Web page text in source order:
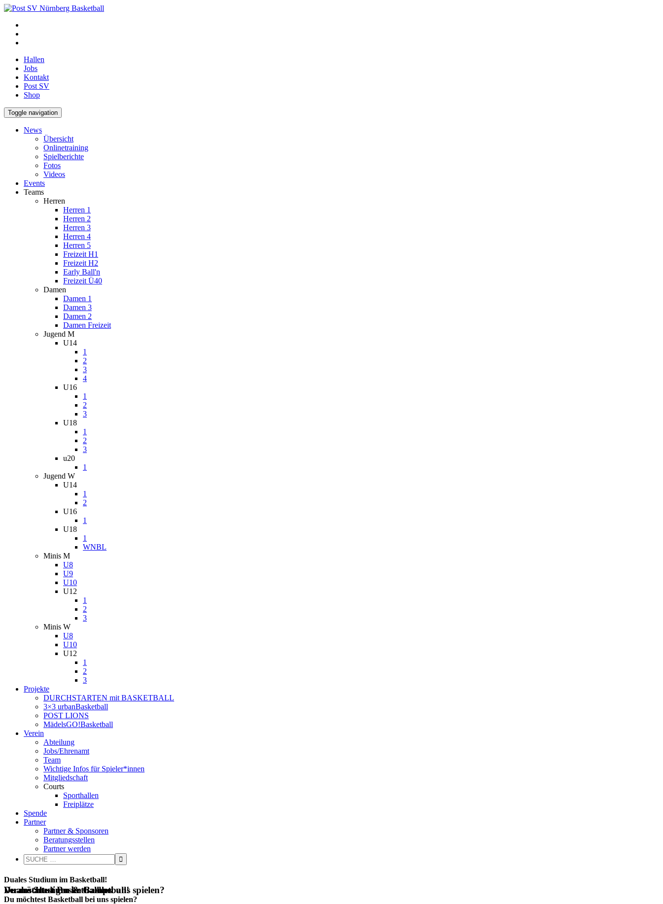
Hallen
Jobs
Kontakt
Post SV
Shop
Toggle navigation
News
Übersicht
Onlinetraining
Spielberichte
Fotos
Videos
Events
Teams
Herren
Herren 1
Herren 2
Herren 3
Herren 4
Herren 5
Freizeit H1
Freizeit H2
Early Ball'n
Freizeit Ü40
Damen
Damen 1
Damen 3
Damen 2
Damen Freizeit
Jugend M
U14
1
2
3
4
U16
1
2
3
U18
1
2
3
u20
1
Jugend W
U14
1
2
U16
1
U18
1
WNBL
Minis M
U8
U9
U10
U12
1
2
3
Minis W
U8
U10
U12
1
2
3
Projekte
DURCHSTARTEN mit BASKETBALL
3×3 urbanBasketball
POST LIONS
MädelsGO!Basketball
Verein
Abteilung
Jobs/Ehrenamt
Team
Wichtige Infos für Spieler*innen
Mitgliedschaft
Courts
Sporthallen
Freiplätze
Spende
Partner
Partner & Sponsoren
Beratungsstellen
Partner werden
Duales Studium im Basketball!
Du möchtest Basketball bei uns spielen?
Veranstaltungen & Camps
Duales Studium im Basketball!
Du möchtest Basketball bei uns spielen?